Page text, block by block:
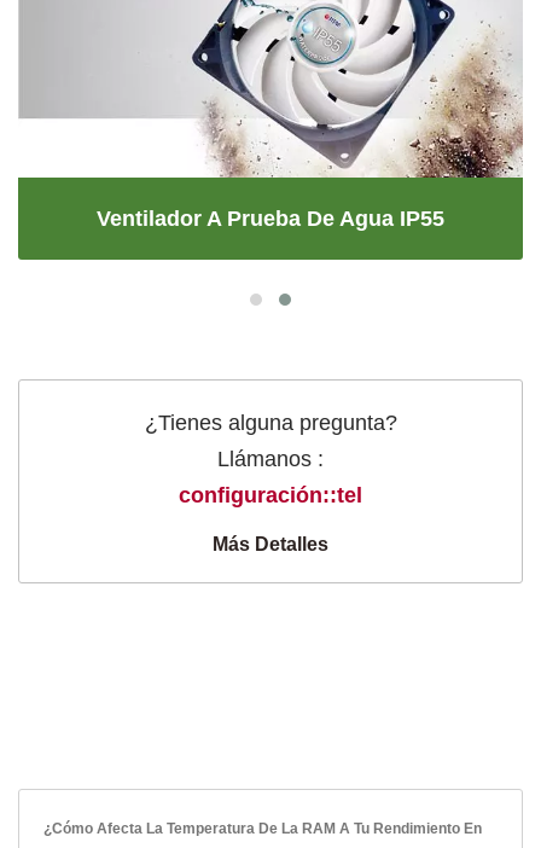
Ventilador A Prueba De Agua IP55
¿Tienes alguna pregunta?
Llámanos :
configuración::tel
Más Detalles
¿Cómo Afecta La Temperatura De La RAM A Tu Rendimiento En